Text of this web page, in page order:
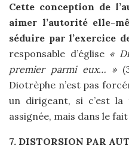
Cette conception de
aimer l’autorité elle-
séduire par l’exercice
responsable d’église «
premier parmi eux… »
Diotrèphe n’est pas
un dirigeant, si c’est
assignée, mais dans le
7. DISTORSION PAR